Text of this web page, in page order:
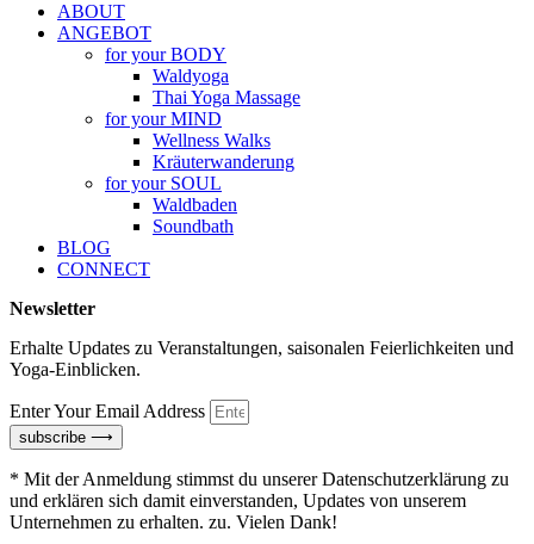
ABOUT
ANGEBOT
for your BODY
Waldyoga
Thai Yoga Massage
for your MIND
Wellness Walks
Kräuterwanderung
for your SOUL
Waldbaden
Soundbath
BLOG
CONNECT
Newsletter
Erhalte Updates zu Veranstaltungen, saisonalen Feierlichkeiten und
Yoga-Einblicken.
Enter Your Email Address
subscribe ⟶
* Mit der Anmeldung stimmst du unserer Datenschutzerklärung zu
und erklären sich damit einverstanden, Updates von unserem
Unternehmen zu erhalten. zu. Vielen Dank!